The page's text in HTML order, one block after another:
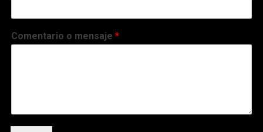
Comentario o mensaje*